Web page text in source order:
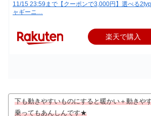
11/15 23:59まで【クーポンで3,000円】選べる
ャギーニ…
楽天で購入
下も動きやすいものにすると暖かい＋動きや
乗ってもあんしんです★